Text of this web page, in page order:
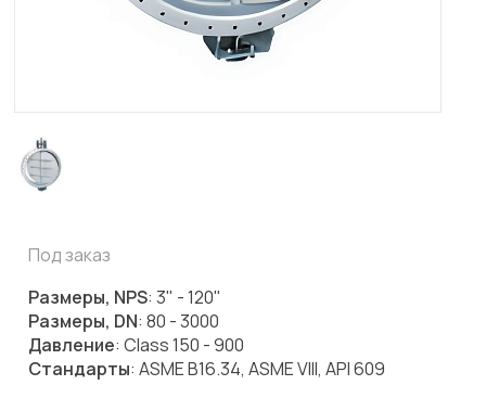
Под заказ
Размеры, NPS: 3" - 120"
Размеры, DN: 80 - 3000
Давление: Class 150 - 900
Стандарты: ASME B16.34, ASME VIII, API 609